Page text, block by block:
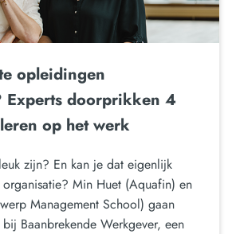
opleidingen
Experts doorprikken 4
op het werk
zijn? En kan je dat eigenlijk
Min Huet (Aquafin) en
Management School) gaan
Baanbrekende Werkgever, een